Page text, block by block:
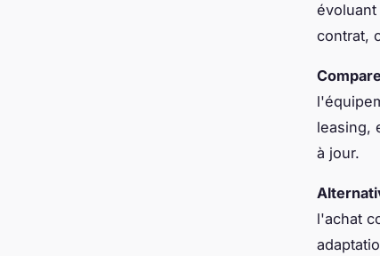
contrat,
leasing,
à jour.
l'achat